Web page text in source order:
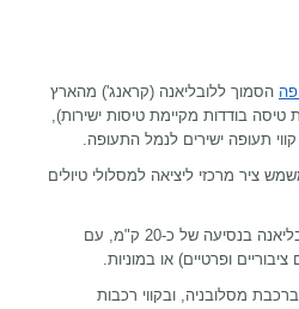
הסמוך ללובליאנה (קראנג') מהארץ
טיסה בודדות מקיימת טיסות ישירות),
תעופה ישירים לנמל התעופה.
ציר מרכזי ליציאה למסלולי טיולים
בנסיעה של כ-20 ק"מ, עם
ציבוריים ופרטיים) או במוניות.
מסלובניה, ובקווי רכבות